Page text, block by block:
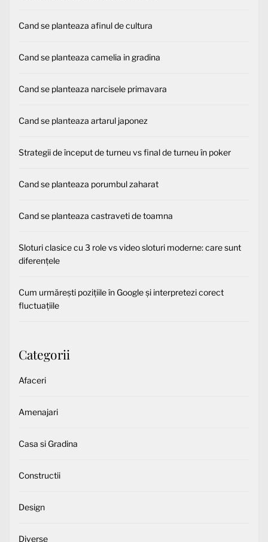
Cand se planteaza afinul de cultura
Cand se planteaza camelia in gradina
Cand se planteaza narcisele primavara
Cand se planteaza artarul japonez
Strategii de început de turneu vs final de turneu în poker
Cand se planteaza porumbul zaharat
Cand se planteaza castraveti de toamna
Sloturi clasice cu 3 role vs video sloturi moderne: care sunt
diferențele
Cum urmărești pozițiile în Google și interpretezi corect
fluctuațiile
Categorii
Afaceri
Amenajari
Casa si Gradina
Constructii
Design
Diverse